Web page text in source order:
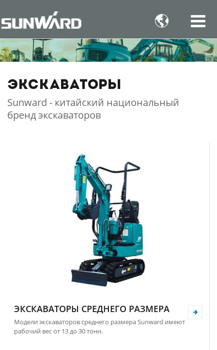

Экскаваторы
Sunward - китайский национальный
бренд экскаваторов
ЭКСКАВАТОРЫ СРЕДНЕГО РАЗМЕРА
Модели экскаваторов среднего размера Sunward имеют
рабочий вес от 13 до 30 тонн.